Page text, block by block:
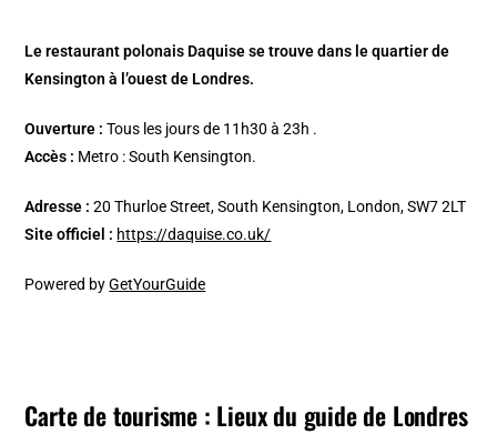
Le restaurant polonais Daquise se trouve dans le quartier de
Kensington à l’ouest de Londres.
Ouverture :Tous les jours de 11h30 à 23h .
Accès : Metro : South Kensington.
Adresse : 20 Thurloe Street, South Kensington, London, SW7 2LT
Site officiel : https://daquise.co.uk/
Powered byGetYourGuide
Carte de tourisme : Lieux du guide de Londres